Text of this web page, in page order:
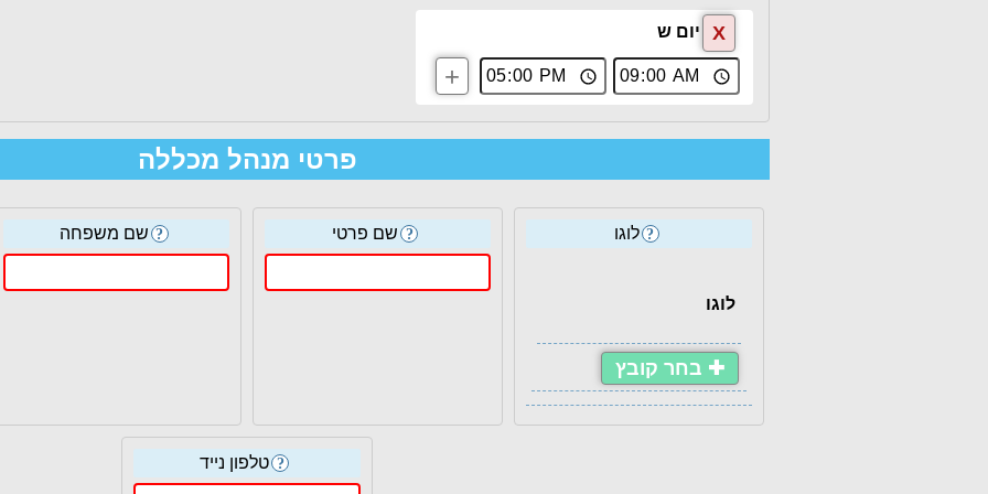
X יום ש
+
פרטי מנהל מכללה
? לוגו
לוגו
✚ בחר קובץ
? שם פרטי ? שם משפחה
? טלפון נייד